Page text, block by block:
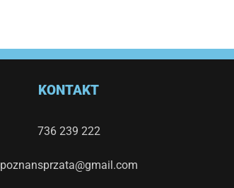
KONTAKT
736 239 222
poznansprzata@gmail.com